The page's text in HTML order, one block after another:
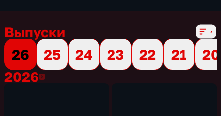
Выпуски
26
25 24 23 22 21
20
20262026